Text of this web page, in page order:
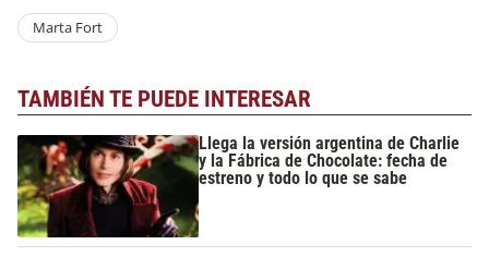
Marta Fort
TAMBIÉN TE PUEDE INTERESAR
Llega la versión argentina de Charlie
y la Fábrica de Chocolate: fecha de
estreno y todo lo que se sabe